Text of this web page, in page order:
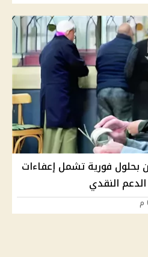
بحلول فورية تشمل إعفاءات
النقدي